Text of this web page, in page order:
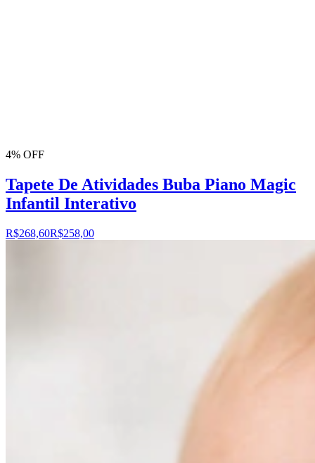
4% OFF
Tapete De Atividades Buba Piano Magic
Infantil Interativo
R$268,60R$258,00